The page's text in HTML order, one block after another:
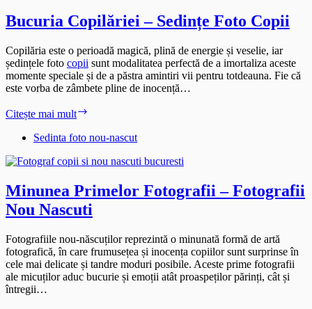
Unice
Bucuria Copilăriei – Sedințe Foto Copii
Copilăria este o perioadă magică, plină de energie și veselie, iar
ședințele foto copii sunt modalitatea perfectă de a imortaliza aceste
momente speciale și de a păstra amintiri vii pentru totdeauna. Fie că
este vorba de zâmbete pline de inocență…
Citește mai mult
–
Foto
Sedinta foto nou-nascut
Minunea Primelor Fotografii – Fotografii
Nou Nascuti
Fotografiile nou-născuților reprezintă o minunată formă de artă
fotografică, în care frumusețea și inocența copiilor sunt surprinse în
cele mai delicate și tandre moduri posibile. Aceste prime fotografii
ale micuților aduc bucurie și emoții atât proaspeților părinți, cât și
întregii…